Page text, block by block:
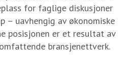
for faglige diskusjoner
– uavhengig av økonomiske
posisjonen er et resultat av
bransjenettverk.